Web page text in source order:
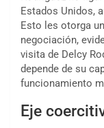
Estados Unidos,
Esto les otorga
negociación,
visita de Delcy
depende de su
funcionamiento
Eje